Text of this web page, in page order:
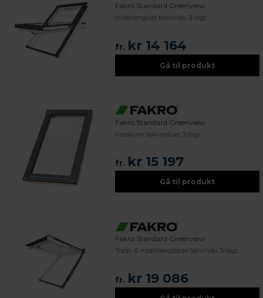
Fakro Standard Greenview
Midthengslet takvindu 3-lags
fr. kr 14 164
Gå til produkt
Fakro Standard Greenview
Fastkarm takvinduer 3-lags
fr. kr 15 197
Gå til produkt
Fakro Standard Greenview
Topp- & midthengslede takvindu 3-lags
fr. kr 19 086